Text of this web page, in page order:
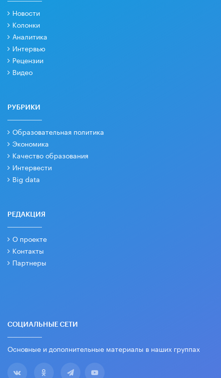
Новости
Колонки
Аналитика
Интервью
Рецензии
Видео
РУБРИКИ
Образовательная политика
Экономика
Качество образования
Интервести
Big data
РЕДАКЦИЯ
О проекте
Контакты
Партнеры
СОЦИАЛЬНЫЕ СЕТИ
Основные и дополнительные материалы в наших группах